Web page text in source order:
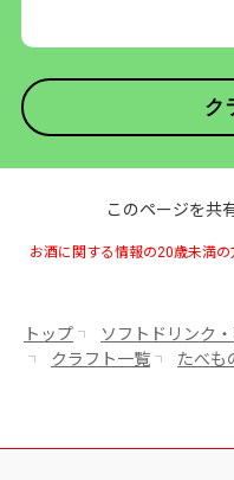
ク
このページを共
お酒に関する情報の20歳未満
トップ ソフトドリンク
クラフト一覧
たべも